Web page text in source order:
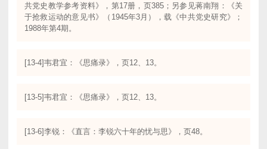
共党史教学参考资料》，第17册，页385；另参见蒋南翔：《关
于抢救运动的意见书》（1945年3月），载《中共党史研究》；
1988年第4期。
[13-4]韦君宜：《思痛录》，页12、13。
[13-5]韦君宜：《思痛录》，页12、13。
[13-6]李锐：《直言：李锐六十年的忧与思》，页48。